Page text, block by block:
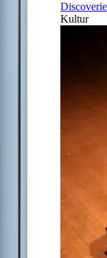
Kultur